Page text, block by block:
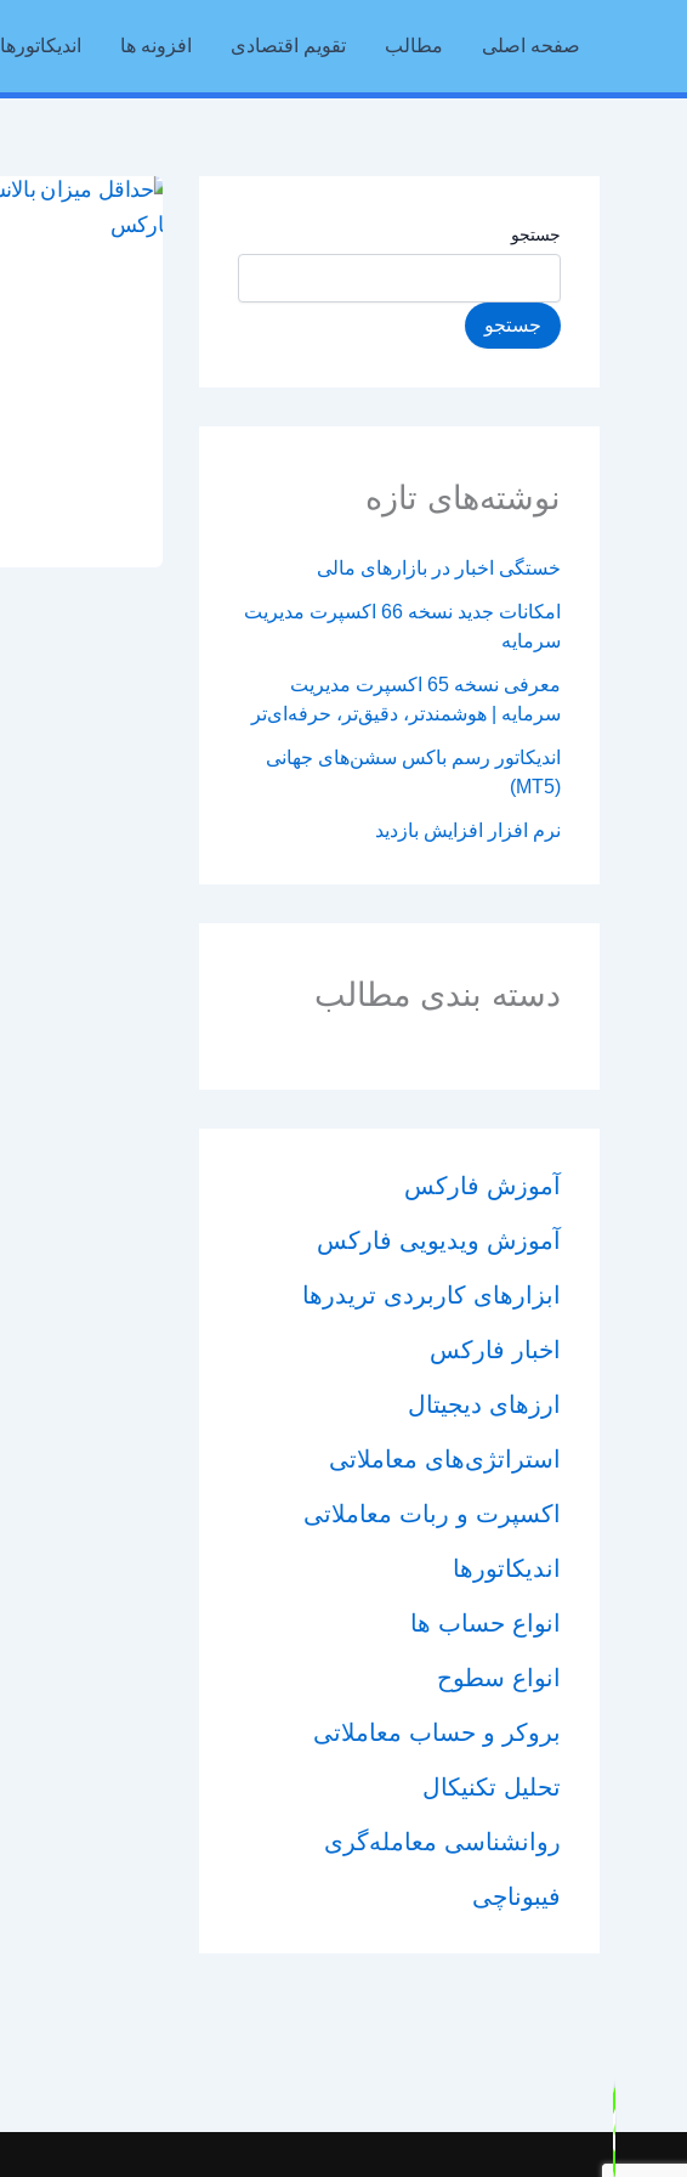
صفحه اصلی مطالب تقویم اقتصادی افزونه ها اندیکاتورها
جستجو
جستجو
نوشته‌های تازه
خستگی اخبار در بازارهای مالی
امکانات جدید نسخه 66 اکسپرت مدیریت
سرمایه
معرفی نسخه 65 اکسپرت مدیریت
سرمایه | هوشمندتر، دقیق‌تر، حرفه‌ای‌تر
اندیکاتور رسم باکس سشن‌های جهانی
(MT5)
نرم افزار افزایش بازدید
دسته بندی مطالب
آموزش فارکس
آموزش ویدیویی فارکس
ابزارهای کاربردی تریدرها
اخبار فارکس
ارزهای دیجیتال
استراتژی‌های معاملاتی
اکسپرت و ربات معاملاتی
اندیکاتورها
انواع حساب ها
انواع سطوح
بروکر و حساب معاملاتی
تحلیل تکنیکال
روانشناسی معامله‌گری
فیبوناچی